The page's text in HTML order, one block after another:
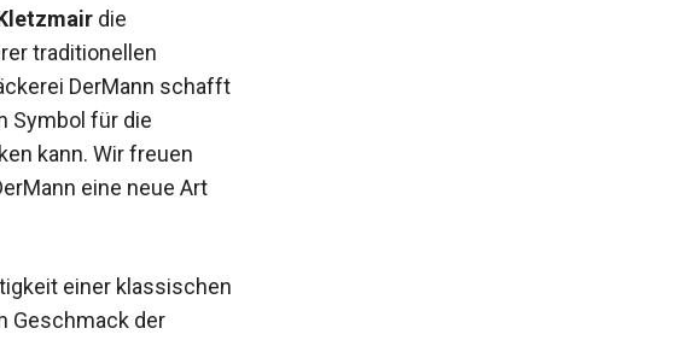
die
traditionellen
DerMann schafft
Symbol für die
kann. Wir freuen
eine neue Art
einer klassischen
Geschmack der